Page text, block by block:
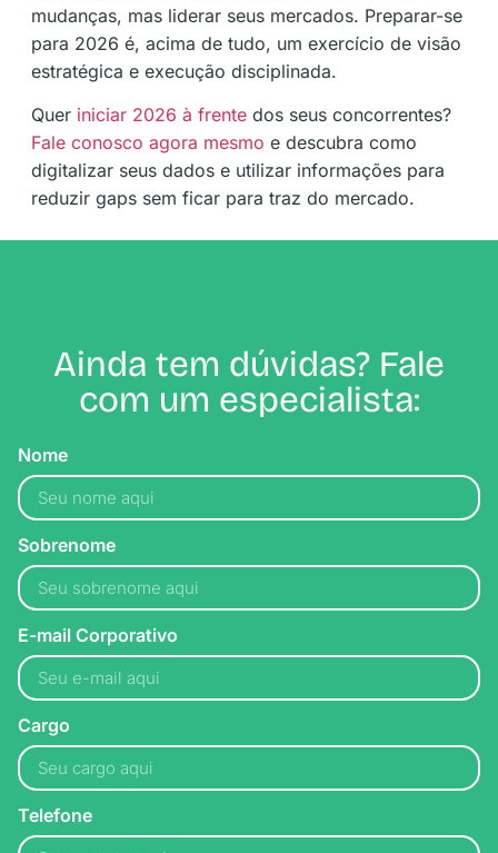
mudanças, mas liderar seus mercados. Preparar-se
para 2026 é, acima de tudo, um exercício de visão
estratégica e execução disciplinada.
Quer iniciar 2026 à frente dos seus concorrentes?
Fale conosco agora mesmo e descubra como
digitalizar seus dados e utilizar informações para
reduzir gaps sem ficar para traz do mercado.
Ainda tem dúvidas? Fale
com um especialista:
Nome
Sobrenome
E-mail Corporativo
Cargo
Telefone